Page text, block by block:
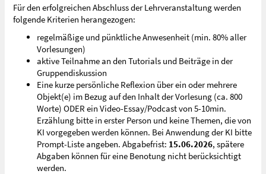
Für den erfolgreichen Abschluss der Lehrveranstaltung werden
folgende Kriterien herangezogen:
regelmäßige und pünktliche Anwesenheit (min. 80% aller
Vorlesungen)
aktive Teilnahme an den Tutorials und Beiträge in der
Gruppendiskussion
Eine kurze persönliche Reflexion über ein oder mehrere
Objekt(e) im Bezug auf den Inhalt der Vorlesung (ca. 800
Worte) ODER ein Video-Essay/Podcast von 5-10min.
Erzählung bitte in erster Person und keine Themen, die von
KI vorgegeben werden können. Bei Anwendung der KI bitte
Prompt-Liste angeben. Abgabefrist: 15.06.2026, spätere
Abgaben können für eine Benotung nicht berücksichtigt
werden.